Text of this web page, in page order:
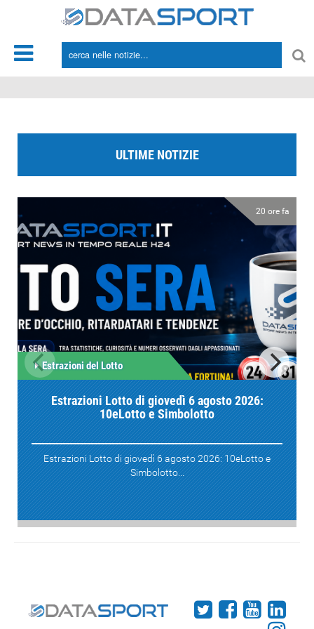
ULTIME NOTIZIE
20 ore fa
Estrazioni del Lotto
Estrazioni Lotto di giovedì 6 agosto 2026:
10eLotto e Simbolotto
Estrazioni Lotto di giovedì 6 agosto 2026: 10eLotto e
Simbolotto...